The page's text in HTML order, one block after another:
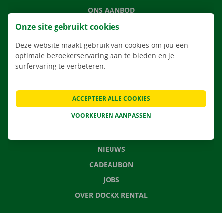
ONS AANBOD
ONZE DIENSTEN
LOCATIES
APP
VERHUISOPLOSSINGEN
CONTACTEER ONS
NIEUWS
CADEAUBON
JOBS
OVER DOCKX RENTAL
Onze site gebruikt cookies
Deze website maakt gebruik van cookies om jou een
optimale bezoekerservaring aan te bieden en je
surfervaring te verbeteren.
VOORKEUREN AANPASSEN
ACCEPTEER ALLE COOKIES